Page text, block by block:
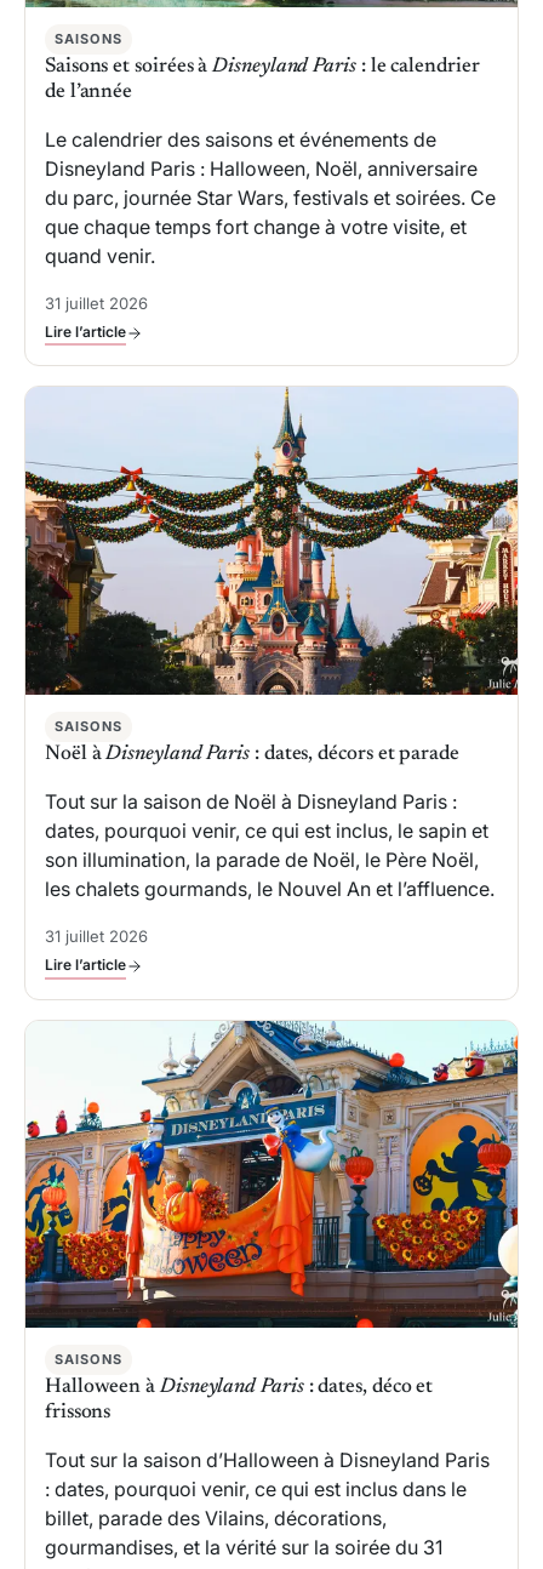
SAISONS
Saisons et soirées àDisneyland Paris: le calendrier
de l’année
Le calendrier des saisons et événements de
Disneyland Paris : Halloween, Noël, anniversaire
du parc, journée Star Wars, festivals et soirées. Ce
que chaque temps fort change à votre visite, et
quand venir.
31 juillet 2026
Lire l’article
SAISONS
Noël àDisneyland Paris : dates, décors et parade
Tout sur la saison de Noël à Disneyland Paris :
dates, pourquoi venir, ce qui est inclus, le sapin et
son illumination, la parade de Noël, le Père Noël,
les chalets gourmands, le Nouvel An et l’affluence.
31 juillet 2026
Lire l’article
SAISONS
Halloween àDisneyland Paris: dates, déco et
frissons
Tout sur la saison d’Halloween à Disneyland Paris
: dates, pourquoi venir, ce qui est inclus dans le
billet, parade des Vilains, décorations,
gourmandises, et la vérité sur la soirée du 31